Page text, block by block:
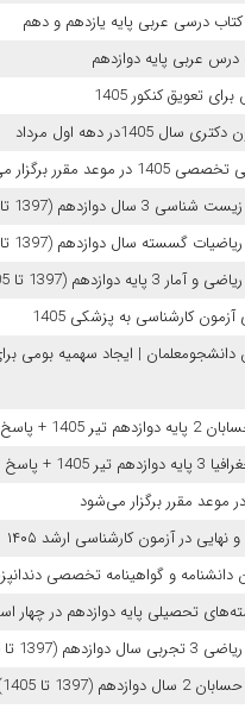
درسی عربی پایه یازدهم و دهم
عربی پایه دوازدهم
تعویق کنکور 1405
دهه اول مرداد
مقرر برگزار می‌شود
دوازدهم (1397 تا 1405)
گسسته سال دوازدهم (1397 تا 1405)
دوازدهم (1397 تا 1405)
کارشناسی به پزشکی 1405
دانشجومعلمان | ایجاد سهمیه بومی
1405 + پاسخ
+ پاسخ
نهایی در آزمون کارشناسی ارشد ۱۴۰۵
و گواهینامه تخصصی
تحصیلی پایه دوازدهم در چهار
تا 1405)
(1397 تا 1405)